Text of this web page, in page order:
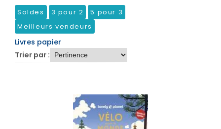
Soldes 3 pour 2
5 pour 3
Meilleurs vendeurs
Livres papier
Trier par :